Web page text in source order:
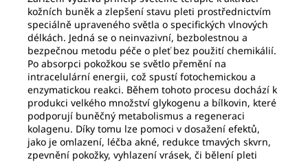
kožních buněk a zlepšení stavu pleti prostřednictvím
speciálně upraveného světla o specifických vlnových
délkách. Jedná se o neinvazivní, bezbolestnou a
bezpečnou metodu péče o pleť bez použití chemikálií.
Po absorpci pokožkou se světlo přemění na
intracelulární energii, což spustí fotochemickou a
enzymatickou reakci. Během tohoto procesu dochází k
produkci velkého množství glykogenu a bílkovin, které
podporují buněčný metabolismus a regeneraci
kolagenu. Díky tomu lze pomoci v dosažení efektů,
jako je omlazení, léčba akné, redukce tmavých skvrn,
zpevnění pokožky, vyhlazení vrásek, či bělení pleti